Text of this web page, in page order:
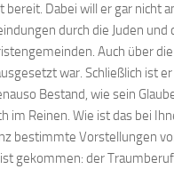
bereit. Dabei will er gar nicht
durch die Juden und
Auch über
war. Schließlich ist
Bestand, wie sein
im Reinen. Wie ist das bei
bestimmte Vorstellungen
gekommen: der